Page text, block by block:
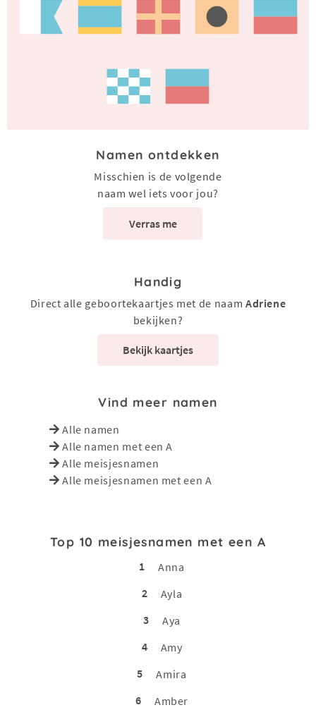
Namen ontdekken
Misschien is de volgende
naam wel iets voor jou?
Verras me
Handig
Direct alle geboortekaartjes met de naam Adriene
bekijken?
Bekijk kaartjes
Vind meer namen
Alle namen
Alle namen met een A
Alle meisjesnamen
Alle meisjesnamen met een A
Top 10 meisjesnamen met een A
1
Anna
2
Ayla
3
Aya
4
Amy
5
Amira
6
Amber